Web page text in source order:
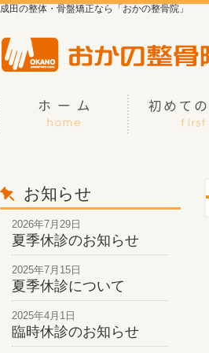
成田の整体・骨盤矯正なら「おかの整骨院」
お知らせ
2026年7月29日
夏季休診のお知らせ
2025年7月15日
夏季休診について
2025年4月1日
臨時休診のお知らせ